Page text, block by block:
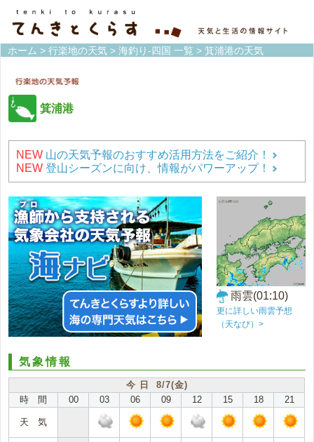
ホーム > 行楽地の天気 > 海釣り-四国 一覧 > 箕浦港の天気
箕浦港
NEW 山の天気予報のおすすめ活用方法をご紹介！
NEW 登山シーズンに向け、情報がパワーアップ！
雨雲(01:10)
更に詳しい雨雲予想
（天なび）>
気象情報
今 日 8/7(金)
時 間
00 03 06 09 12 15 18 21
天 気